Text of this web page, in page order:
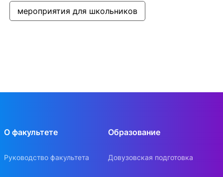
мероприятия для школьников
О факультете
Руководство факультета
Образование
Довузовская подготовка